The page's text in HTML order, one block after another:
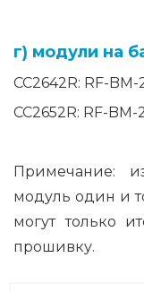
г) модули на
CC2642R: RF-BM-
CC2652R: RF-BM-
Примечание:
модуль один и
могут только
прошивку.